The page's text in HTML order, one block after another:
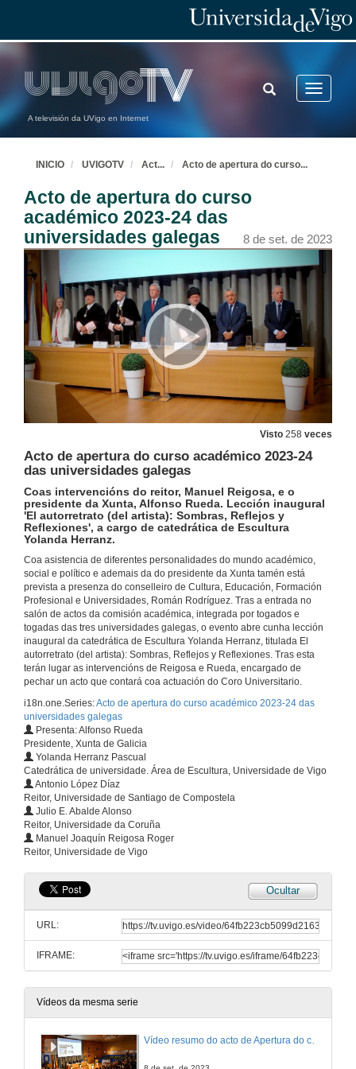
A televisión da UVigo en Internet
Toggle
TOGGLE
SEARCH
INICIO UVIGOTV Act... Acto de apertura do curso...
Acto de apertura do curso
académico 2023-24 das
universidades galegas
8 de set. de 2023
Visto 258 veces
Acto de apertura do curso académico 2023-24
das universidades galegas
Coas intervencións do reitor, Manuel Reigosa, e o
presidente da Xunta, Alfonso Rueda. Lección inaugural
'El autorretrato (del artista): Sombras, Reflejos y
Reflexiones', a cargo de catedrática de Escultura
Yolanda Herranz.
Coa asistencia de diferentes personalidades do mundo académico,
social e político e ademais da do presidente da Xunta tamén está
prevista a presenza do conselleiro de Cultura, Educación, Formación
Profesional e Universidades, Román Rodríguez. Tras a entrada no
salón de actos da comisión académica, integrada por togados e
togadas das tres universidades galegas, o evento abre cunha lección
inaugural da catedrática de Escultura Yolanda Herranz, titulada El
autorretrato (del artista): Sombras, Reflejos y Reflexiones. Tras esta
terán lugar as intervencións de Reigosa e Rueda, encargado de
pechar un acto que contará coa actuación do Coro Universitario.
i18n.one.Series:Acto de apertura do curso académico 2023-24 das
universidades galegas
Presenta: Alfonso Rueda
Presidente, Xunta de Galicia
Yolanda Herranz Pascual
Catedrática de universidade. Área de Escultura, Universidade de Vigo
Antonio López Díaz
Reitor, Universidade de Santiago de Compostela
Julio E. Abalde Alonso
Reitor, Universidade da Coruña
Manuel Joaquín Reigosa Roger
Reitor, Universidade de Vigo
Ocultar
URL:
IFRAME:
Vídeos da mesma serie
Vídeo resumo do acto de Apertura do curso académico 2023-24 das universidades galegas